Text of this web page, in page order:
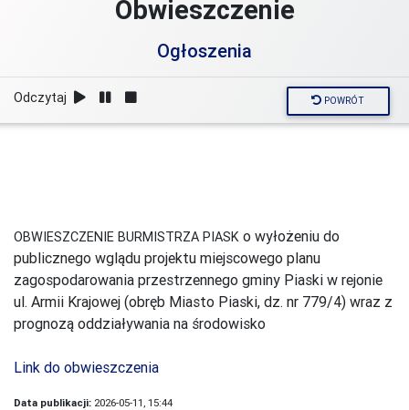
Obwieszczenie
Ogłoszenia
Odczytaj POWRÓT
OBWIESZCZENIE BURMISTRZA PIASK o wyłożeniu do
publicznego wglądu projektu miejscowego planu
zagospodarowania przestrzennego gminy Piaski w rejonie
ul. Armii Krajowej (obręb Miasto Piaski, dz. nr 779/4) wraz z
prognozą oddziaływania na środowisko
Link do obwieszczenia
Data publikacji: 2026-05-11, 15:44